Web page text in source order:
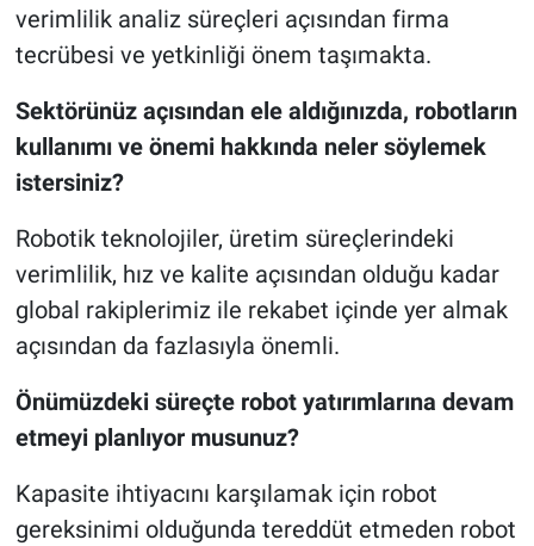
verimlilik analiz süreçleri açısından firma
tecrübesi ve yetkinliği önem taşımakta.
Sektörünüz açısından ele aldığınızda, robotların
kullanımı ve önemi hakkında neler söylemek
istersiniz?
Robotik teknolojiler, üretim süreçlerindeki
verimlilik, hız ve kalite açısından olduğu kadar
global rakiplerimiz ile rekabet içinde yer almak
açısından da fazlasıyla önemli.
Önümüzdeki süreçte robot yatırımlarına devam
etmeyi planlıyor musunuz?
Kapasite ihtiyacını karşılamak için robot
gereksinimi olduğunda tereddüt etmeden robot